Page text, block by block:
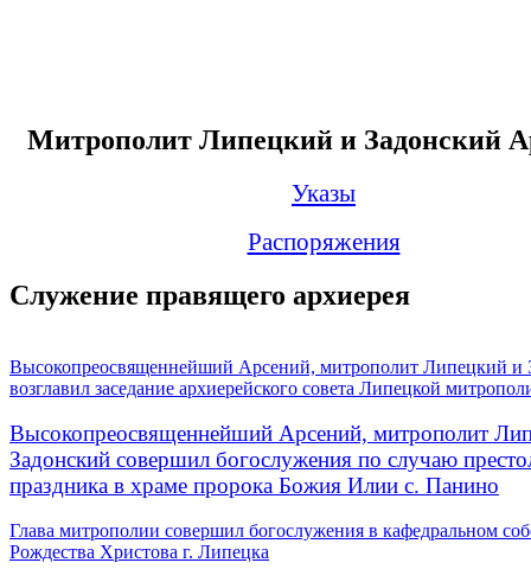
Митрополит Липецкий и Задонский
Указы
Распоряжения
Служение правящего архиерея
Высокопреосвященнейший Арсений, митрополит Липецкий и
возглавил заседание архиерейского совета Липецкой
Высокопреосвященнейший Арсений, митрополит
Задонский совершил богослужения по случаю
праздника в храме пророка Божия Илии с. Панино
Глава митрополии совершил богослужения в кафедральном
Рождества Христова г. Липецка